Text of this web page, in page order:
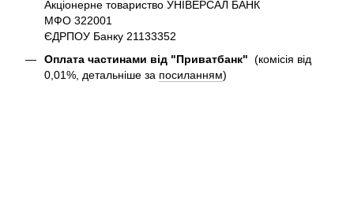
Акціонерне товариство УНІВЕРСАЛ БАНК
МФО 322001
ЄДРПОУ Банку 21133352
Оплата частинами від "Приватбанк" (комісія від
0,01%, детальніше за посиланням)